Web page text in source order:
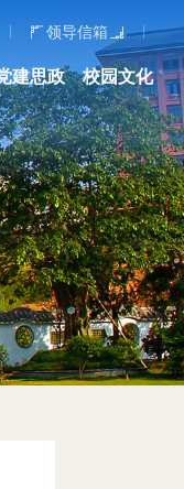
领导信箱
建思政 校园文化